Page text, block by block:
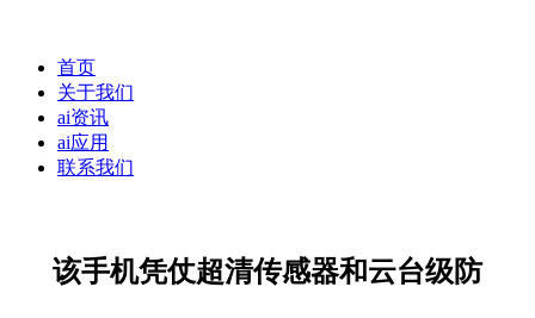
首页
关于我们
ai资讯
ai应用
联系我们
该手机凭仗超清传感器和云台级防